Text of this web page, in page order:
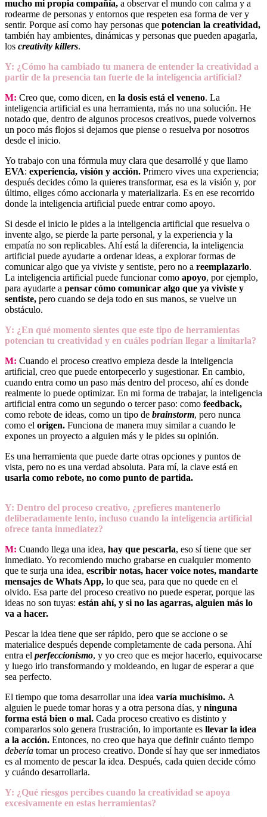
mucho mi propia compañía, a observar el mundo con calma y a
rodearme de personas y entornos que respeten esa forma de ver y
sentir. Porque así como hay personas que potencian la creatividad,
también hay ambientes, dinámicas y personas que pueden apagarla,
los creativity killers.
Y: ¿Cómo ha cambiado tu manera de entender la creatividad a
partir de la presencia tan fuerte de la inteligencia artificial?
M: Creo que, como dicen, en la dosis está el veneno. La
inteligencia artificial es una herramienta, más no una solución. He
notado que, dentro de algunos procesos creativos, puede volvernos
un poco más flojos si dejamos que piense o resuelva por nosotros
desde el inicio.
Yo trabajo con una fórmula muy clara que desarrollé y que llamo
EVA: experiencia, visión y acción. Primero vives una experiencia;
después decides cómo la quieres transformar, esa es la visión y, por
último, eliges cómo accionarla y materializarla. Es en ese recorrido
donde la inteligencia artificial puede entrar como apoyo.
Si desde el inicio le pides a la inteligencia artificial que resuelva o
invente algo, se pierde la parte personal, y la experiencia y la
empatía no son replicables. Ahí está la diferencia, la inteligencia
artificial puede ayudarte a ordenar ideas, a explorar formas de
comunicar algo que ya viviste y sentiste, pero no a reemplazarlo.
La inteligencia artificial puede funcionar como apoyo, por ejemplo,
para ayudarte a pensar cómo comunicar algo que ya viviste y
sentiste, pero cuando se deja todo en sus manos, se vuelve un
obstáculo.
Y: ¿En qué momento sientes que este tipo de herramientas
potencian tu creatividad y en cuáles podrían llegar a limitarla?
M: Cuando el proceso creativo empieza desde la inteligencia
artificial, creo que puede entorpecerlo y sugestionar. En cambio,
cuando entra como un paso más dentro del proceso, ahí es donde
realmente lo puede optimizar. En mi forma de trabajar, la inteligencia
artificial entra como un segundo o tercer paso: como feedback,
como rebote de ideas, como un tipo de brainstorm, pero nunca
como el origen. Funciona de manera muy similar a cuando le
expones un proyecto a alguien más y le pides su opinión.
Es una herramienta que puede darte otras opciones y puntos de
vista, pero no es una verdad absoluta. Para mí, la clave está en
usarla como rebote, no como punto de partida.
Y: Dentro del proceso creativo, ¿prefieres mantenerlo
deliberadamente lento, incluso cuando la inteligencia artificial
ofrece tanta inmediatez?
M: Cuando llega una idea, hay que pescarla, eso sí tiene que ser
inmediato. Yo recomiendo mucho grabarse en cualquier momento
que te surja una idea, escribir notas, hacer voice notes, mandarte
mensajes de Whats App, lo que sea, para que no quede en el
olvido. Esa parte del proceso creativo no puede esperar, porque las
ideas no son tuyas: están ahí, y si no las agarras, alguien más lo
va a hacer.
Pescar la idea tiene que ser rápido, pero que se accione o se
materialice después depende completamente de cada persona. Ahí
entra el perfeccionismo, y yo creo que es mejor hacerlo, equivocarse
y luego irlo transformando y moldeando, en lugar de esperar a que
sea perfecto.
El tiempo que toma desarrollar una idea varía muchísimo. A
alguien le puede tomar horas y a otra persona días, y ninguna
forma está bien o mal. Cada proceso creativo es distinto y
compararlos solo genera frustración, lo importante es llevar la idea
a la acción. Entonces, no creo que haya que definir cuánto tiempo
debería tomar un proceso creativo. Donde sí hay que ser inmediatos
es al momento de pescar la idea. Después, cada quien decide cómo
y cuándo desarrollarla.
Y: ¿Qué riesgos percibes cuando la creatividad se apoya
excesivamente en estas herramientas?